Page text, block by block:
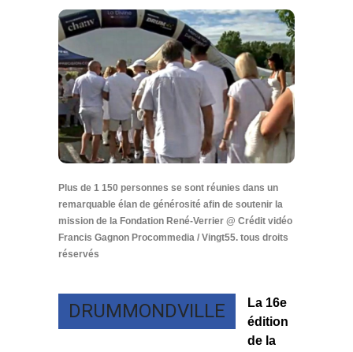
Plus de 1 150 personnes se sont réunies dans un
remarquable élan de générosité afin de soutenir la
mission de la Fondation René-Verrier @ Crédit vidéo
Francis Gagnon Procommedia / Vingt55. tous droits
réservés
DRUMMONDVILLE
La 16e
édition
de la